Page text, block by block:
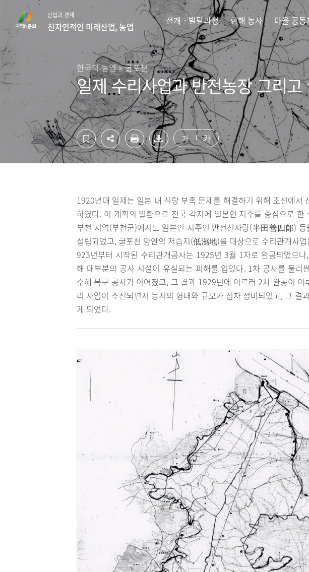
텐
츠
영
역
바
로
가
기
단
영
역
바
로
가
기
산업과 경제
친자연적인 미래산업, 농업
전개ㆍ발달과정 한해 농사 마을 공
한국의 농업 > 굴포천
일제 수리사업과 반전농장 그리고
가 가
1920년대 일제는 일본 내 식량 부족 문제를 해결하기 위해 조선에
하였다. 이 계획의 일환으로 전국 각지에 일본인 지주를 중심으로 한
부천 지역(부천군)에서도 일본인 지주인 반전선사랑(半田善四郞)
설립되었고, 굴포천 양안의 저습지(低濕地)를 대상으로 수리관개사
923년부터 시작된 수리관개공사는 1925년 3월 1차로 완공되었으
해 대부분의 공사 시설이 유실되는 피해를 입었다. 1차 공사를 둘러
수해 복구 공사가 이어졌고, 그 결과 1929년에 이르러 2차 완공이 이
리 사업이 추진되면서 농지의 형태와 규모가 점차 정비되었고, 그 결
게 되었다.